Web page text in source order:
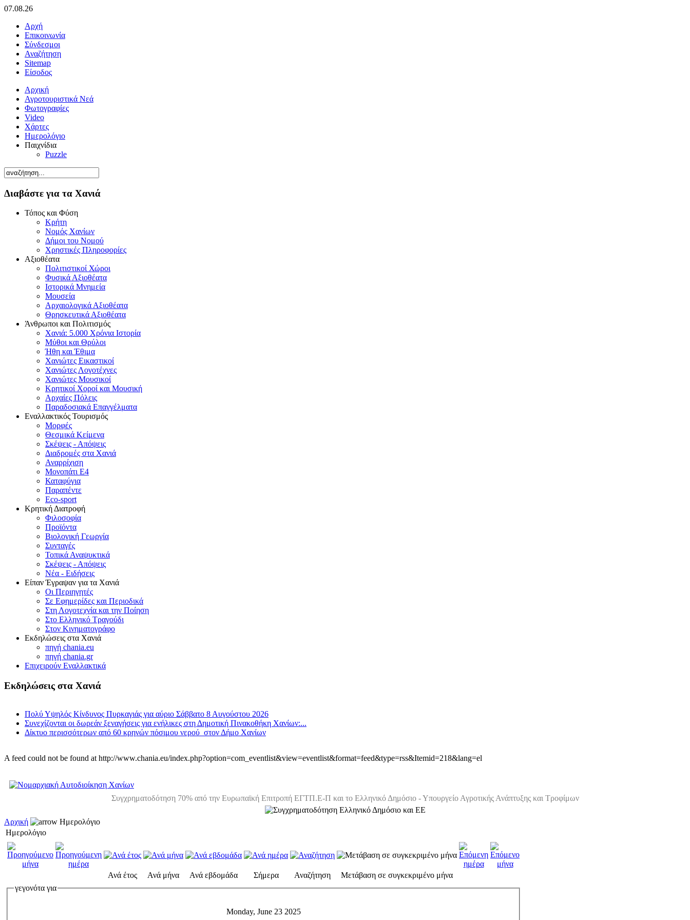
07.08.26
Αρχή
Επικοινωνία
Σύνδεσμοι
Αναζήτηση
Sitemap
Είσοδος
Αρχική
Αγροτουριστικά Νεά
Φωτογραφίες
Video
Χάρτες
Ημερολόγιο
Παιχνίδια
Puzzle
Διαβάστε για τα Χανιά
Τόπος και Φύση
Κρήτη
Νομός Χανίων
Δήμοι του Νομού
Χρηστικές Πληροφορίες
Αξιοθέατα
Πολιτιστικοί Χώροι
Φυσικά Αξιοθέατα
Ιστορικά Μνημεία
Μουσεία
Αρχαιολογικά Αξιοθέατα
Θρησκευτικά Αξιοθέατα
Άνθρωποι και Πολιτισμός
Χανιά: 5.000 Χρόνια Ιστορία
Μύθοι και Θρύλοι
Ήθη και Έθιμα
Χανιώτες Εικαστικοί
Χανιώτες Λογοτέχνες
Χανιώτες Μουσικοί
Κρητικοί Χοροί και Μουσική
Αρχαίες Πόλεις
Παραδοσιακά Επαγγέλματα
Εναλλακτικός Τουρισμός
Μορφές
Θεσμικά Κείμενα
Σκέψεις - Απόψεις
Διαδρομές στα Χανιά
Αναρρίχιση
Μονοπάτι Ε4
Καταφύγια
Παραπέντε
Eco-sport
Κρητική Διατροφή
Φιλοσοφία
Προϊόντα
Βιολογική Γεωργία
Συνταγές
Τοπικά Αναψυκτικά
Σκέψεις - Απόψεις
Νέα - Ειδήσεις
Είπαν Έγραψαν για τα Χανιά
Οι Περιηγητές
Σε Εφημερίδες και Περιοδικά
Στη Λογοτεχνία και την Ποίηση
Στο Ελληνικό Τραγούδι
Στον Κινηματογράφο
Εκδηλώσεις στα Χανιά
πηγή chania.eu
πηγή chania.gr
Επιχειρούν Εναλλακτικά
Εκδηλώσεις στα Χανιά
Πολύ Υψηλός Κίνδυνος Πυρκαγιάς για αύριο Σάββατο 8 Αυγούστου 2026
Συνεχίζονται οι δωρεάν ξεναγήσεις για ενήλικες στη Δημοτική Πινακοθήκη Χανίων:...
Δίκτυο περισσότερων από 60 κρηνών πόσιμου νερού στον Δήμο Χανίων
A feed could not be found at http://www.chania.eu/index.php?option=com_eventlist&view=eventlist&format=feed&type=rss&Itemid=218&lang=el
Συγχρηματοδότηση 70% από την Ευρωπαϊκή Επιτροπή ΕΓΤΠ.Ε-Π και το Ελληνικό Δημόσιο - Υπουργείο Αγροτικής Ανάπτυξης και Τροφίμων
Αρχική
Ημερολόγιο
Ημερολόγιο
Ανά έτος Ανά μήνα Ανά εβδομάδα Σήμερα Αναζήτηση
Μετάβαση σε συγκεκριμένο μήνα
γεγονότα για
Monday, June 23 2025